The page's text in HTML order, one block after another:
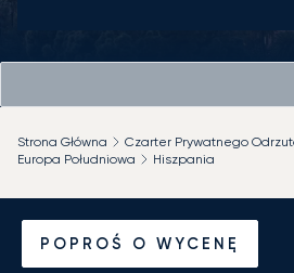
POPROŚ O WYCENĘ
Strona Główna Czarter Prywatnego
Europa Południowa
Hiszpania
Wynajmij jet